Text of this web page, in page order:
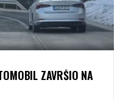
ZAVRŠIO NA